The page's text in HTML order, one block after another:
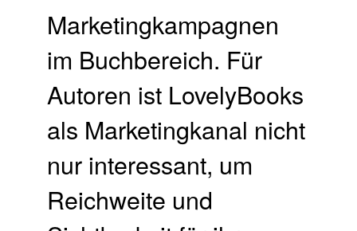
Marketingkampagnen
im Buchbereich. Für
Autoren ist LovelyBooks
als Marketingkanal nicht
nur interessant, um
Reichweite und